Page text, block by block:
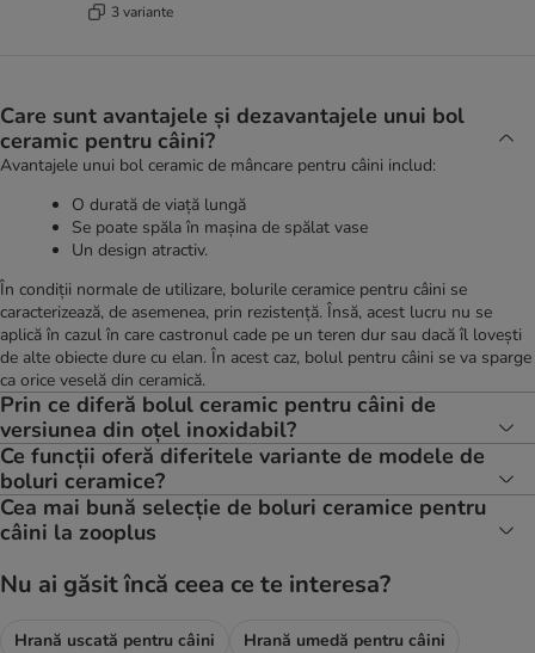
3 variante
Care sunt avantajele și dezavantajele unui bol
ceramic pentru câini?
Avantajele unui bol ceramic de mâncare pentru câini includ:
O durată de viață lungă
Se poate spăla în mașina de spălat vase
Un design atractiv.
În condiții normale de utilizare, bolurile ceramice pentru câini se
caracterizează, de asemenea, prin rezistență. Însă, acest lucru nu se
aplică în cazul în care castronul cade pe un teren dur sau dacă îl lovești
de alte obiecte dure cu elan. În acest caz, bolul pentru câini se va sparge
ca orice veselă din ceramică.
Prin ce diferă bolul ceramic pentru câini de
versiunea din oțel inoxidabil?
Ce funcții oferă diferitele variante de modele de
boluri ceramice?
Cea mai bună selecție de boluri ceramice pentru
câini la zooplus
Nu ai găsit încă ceea ce te interesa?
Hrană uscată pentru câini
Hrană umedă pentru câini